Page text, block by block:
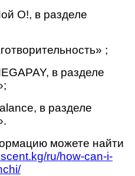
O!, в разделе
;
в разделе
в разделе
можете найти
ru/how-can-i-